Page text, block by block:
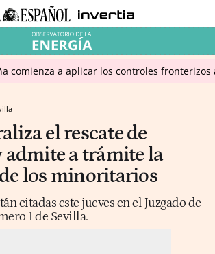
comienza a aplicar los controles
el rescate de
admite a trámite la
los minoritarios
citadas este jueves en el Juzgado de
1 de Sevilla.